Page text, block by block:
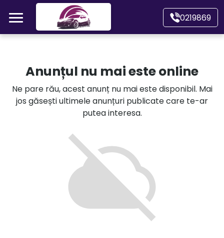
Mergi direct la conținutul principal
0219869
Autoturisme
Motociclete
Autoutilitare
Alte tipuri vehicule
Anunțul nu mai este online
Ne pare rău, acest anunț nu mai este disponibil. Mai
jos găsești ultimele anunțuri publicate care te-ar
putea interesa.